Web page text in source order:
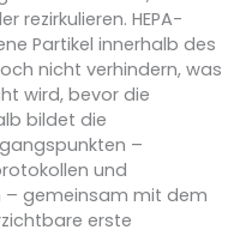
rezirkulieren. HEPA-
Partikel innerhalb des
nicht verhindern, was
wird, bevor die
bildet die
–
und
gemeinsam mit dem
erste